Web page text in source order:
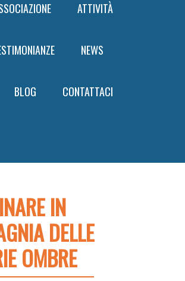
ATTIVITÀ
NEWS
BLOG CONTATTACI
IN
DELLE
OMBRE